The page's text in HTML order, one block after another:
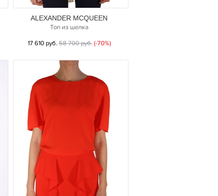
ALEXANDER MCQUEEN
Топ из шелка
17 610 руб.58 700 руб. (-70%)